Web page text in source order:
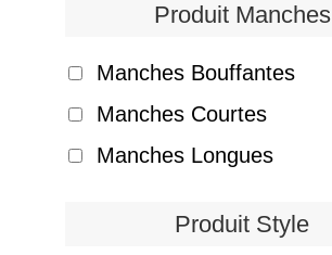
Produit Manches
Manches Bouffantes
Manches Courtes
Manches Longues
Produit Style